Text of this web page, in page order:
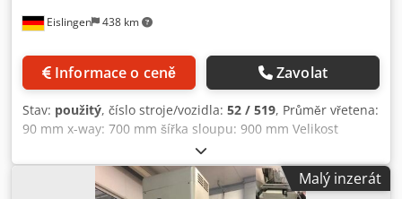
Eislingen 438 km
Informace o ceně Zavolat
Stav: použitý, číslo stroje/vozidla: 52 / 519, Průměr vřetena:
90 mm x-way: 700 mm šířka sloupu: 900 mm Velikost
posuvného dlouhého stolu: 770 x 900 mm Podélný posuv
stolu (osa x): 700 mm (šířka osy (x x x)) dráha y: 500 mm
dráha z: 1100 mm Rozsah posuvu - stůl: 15 - 280 mm/min.
Malý inzerát